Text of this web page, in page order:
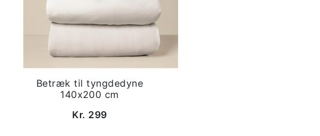
Betræk til tyngdedyne
140x200 cm
Kr. 299